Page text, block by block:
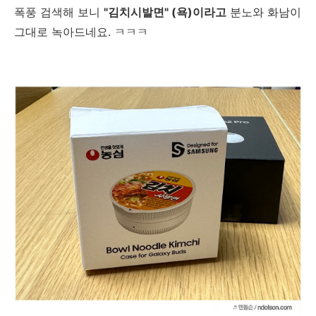
폭풍 검색해 보니 "김치시발면" (욕)이라고 분노와 화남이
그대로 녹아드네요. ㅋㅋㅋ